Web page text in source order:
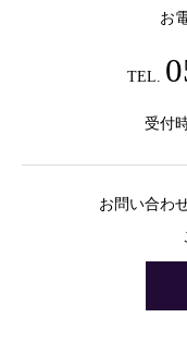
お
TEL.
受付
お問い合わ